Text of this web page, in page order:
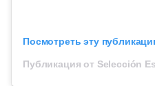
Посмотреть эту